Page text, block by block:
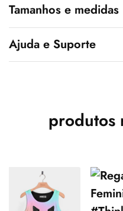
Tamanhos e medidas
Ajuda e Suporte
produtos